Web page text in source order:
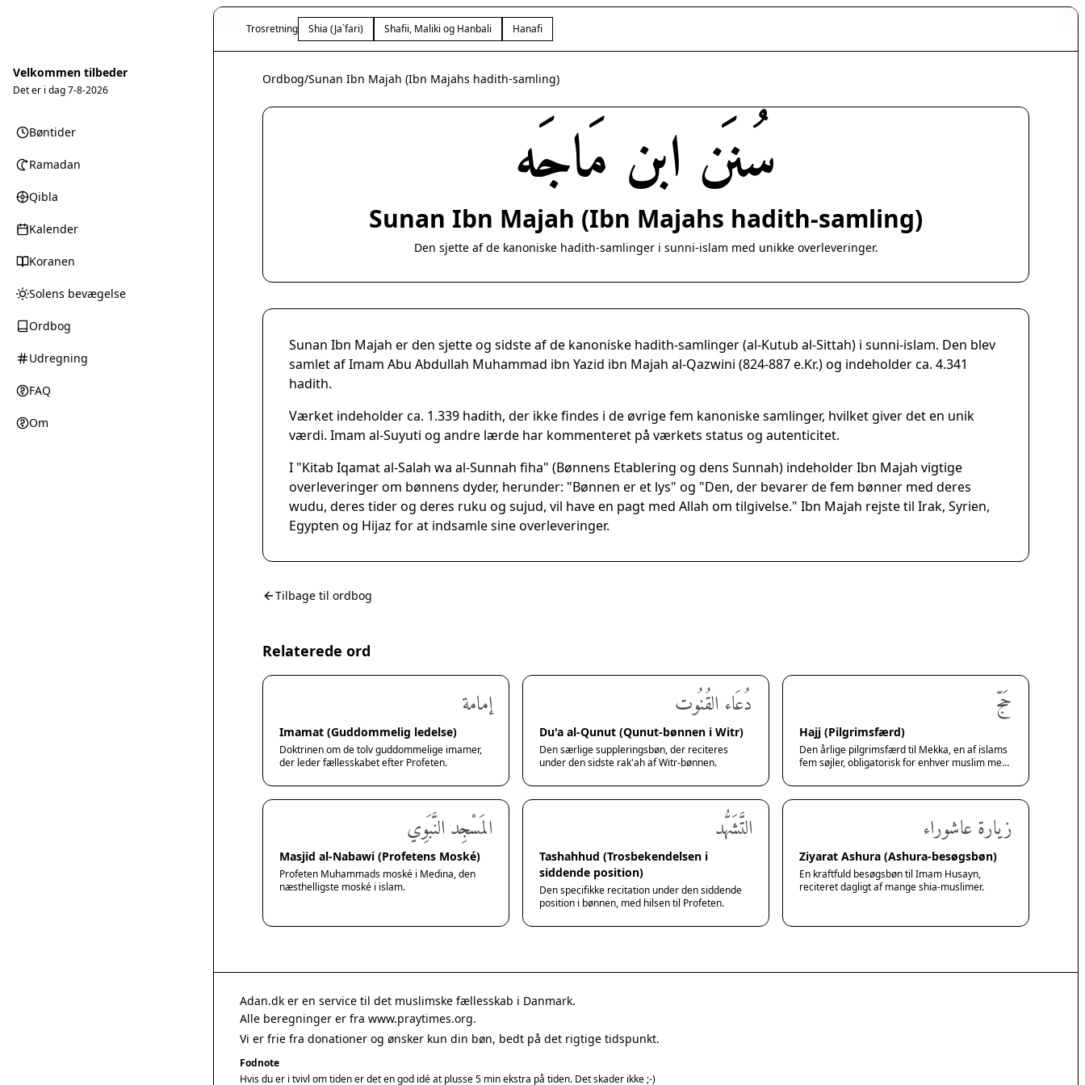
Velkommen tilbeder
Det er i dag7-8-2026
Bøntider
Ramadan
Qibla
Kalender
Koranen
Solens bevægelse
Ordbog
Udregning
FAQ
Om
Trosretning Shia (Ja`fari) Shafii, Maliki og Hanbali Hanafi
Ordbog/Sunan Ibn Majah (Ibn Majahs hadith-samling)
سُنَن ابن مَاجَه
Sunan Ibn Majah (Ibn Majahs hadith-samling)
Den sjette af de kanoniske hadith-samlinger i sunni-islam med unikke overleveringer.
Sunan Ibn Majah er den sjette og sidste af de kanoniske hadith-samlinger (al-Kutub al-Sittah) i sunni-islam. Den blev
samlet af Imam Abu Abdullah Muhammad ibn Yazid ibn Majah al-Qazwini (824-887 e.Kr.) og indeholder ca. 4.341
hadith.
Værket indeholder ca. 1.339 hadith, der ikke findes i de øvrige fem kanoniske samlinger, hvilket giver det en unik
værdi. Imam al-Suyuti og andre lærde har kommenteret på værkets status og autenticitet.
I "Kitab Iqamat al-Salah wa al-Sunnah fiha" (Bønnens Etablering og dens Sunnah) indeholder Ibn Majah vigtige
overleveringer om bønnens dyder, herunder: "Bønnen er et lys" og "Den, der bevarer de fem bønner med deres
wudu, deres tider og deres ruku og sujud, vil have en pagt med Allah om tilgivelse." Ibn Majah rejste til Irak, Syrien,
Egypten og Hijaz for at indsamle sine overleveringer.
Tilbage til ordbog
Relaterede ord
إمامة
Imamat (Guddommelig ledelse)
Doktrinen om de tolv guddommelige imamer,
der leder fællesskabet efter Profeten.
دُعَاء القُنُوت
Du'a al-Qunut (Qunut-bønnen i Witr)
Den særlige suppleringsbøn, der reciteres
under den sidste rak'ah af Witr-bønnen.
حَجّ
Hajj (Pilgrimsfærd)
Den årlige pilgrimsfærd til Mekka, en af islams
fem søjler, obligatorisk for enhver muslim med
المَسْجِد النَّبَوِي
Masjid al-Nabawi (Profetens Moské)
Profeten Muhammads moské i Medina, den
næsthelligste moské i islam.
التَّشَهُّد
Tashahhud (Trosbekendelsen i
siddende position)
Den specifikke recitation under den siddende
position i bønnen, med hilsen til Profeten.
زيارة عاشوراء
Ziyarat Ashura (Ashura-besøgsbøn)
En kraftfuld besøgsbøn til Imam Husayn,
reciteret dagligt af mange shia-muslimer.
Adan.dk er en service til det muslimske fællesskab i Danmark.
Alle beregninger er fra www.praytimes.org.
Vi er frie fra donationer og ønsker kun din bøn, bedt på det rigtige tidspunkt.
Fodnote
Hvis du er i tvivl om tiden er det en god idé at plusse 5 min ekstra på tiden. Det skader ikke ;-)